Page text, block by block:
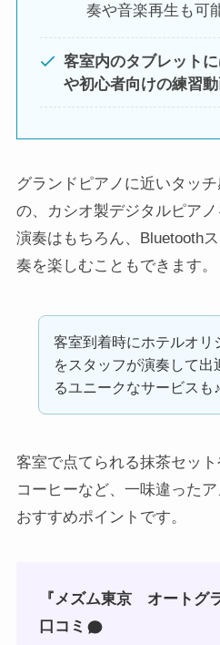
奏や音楽再生も可
客室内のタブレット
や初心者向けの練習動
グランドピアノに近いタッ
の、カシオ製デジタルピア
演奏はもちろん、Bluetooth
奏を楽しむこともできます。
客室到着時にホテルオリ
をスタッフが演奏して出
るユニークなサービスも♪
客室で点てられる抹茶セッ
コーヒーなど、一味違った
おすすめポイントです。
『メズム東京 オートグ
口コミ